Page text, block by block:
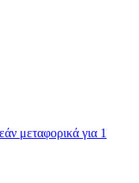
μεταφορικά για 1